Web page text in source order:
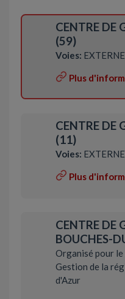
CENTRE DE
(59)
Voies: EXTERNE
Plus
CENTRE DE
(11)
Voies: EXTERNE
Plus
CENTRE DE
BOUCHES-
Organisé pour le
Gestion de la
d'Azur